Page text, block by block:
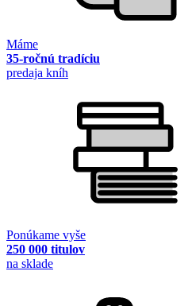
Máme
35-ročnú tradíciu
predaja kníh
Ponúkame vyše
250 000 titulov
na sklade